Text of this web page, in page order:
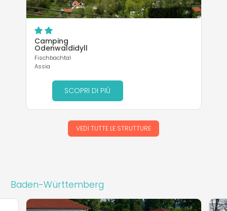
Camping
Odenwaldidyll
Fischbachtal
Assia
SCOPRI DI PIÙ
VEDI TUTTE LE STRUTTURE
Baden-Württemberg